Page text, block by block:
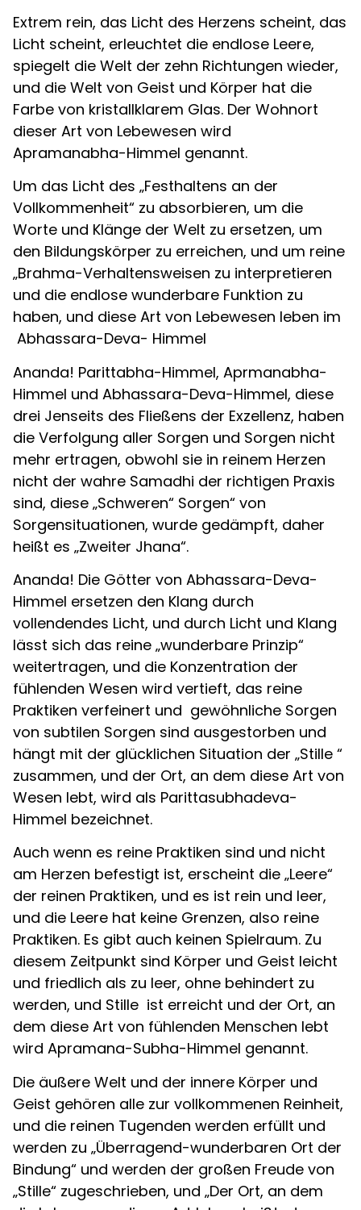
Extrem rein, das Licht des Herzens scheint, das
Licht scheint, erleuchtet die endlose Leere,
spiegelt die Welt der zehn Richtungen wieder,
und die Welt von Geist und Körper hat die
Farbe von kristallklarem Glas. Der Wohnort
dieser Art von Lebewesen wird
Apramanabha-Himmel genannt.
Um das Licht des „Festhaltens an der
Vollkommenheit“ zu absorbieren, um die
Worte und Klänge der Welt zu ersetzen, um
den Bildungskörper zu erreichen, und um reine
„Brahma-Verhaltensweisen zu interpretieren
und die endlose wunderbare Funktion zu
haben, und diese Art von Lebewesen leben im
Abhassara-Deva- Himmel
Ananda! Parittabha-Himmel, Aprmanabha-
Himmel und Abhassara-Deva-Himmel, diese
drei Jenseits des Fließens der Exzellenz, haben
die Verfolgung aller Sorgen und Sorgen nicht
mehr ertragen, obwohl sie in reinem Herzen
nicht der wahre Samadhi der richtigen Praxis
sind, diese „Schweren“ Sorgen“ von
Sorgensituationen, wurde gedämpft, daher
heißt es „Zweiter Jhana“.
Ananda! Die Götter von Abhassara-Deva-
Himmel ersetzen den Klang durch
vollendendes Licht, und durch Licht und Klang
lässt sich das reine „wunderbare Prinzip“
weitertragen, und die Konzentration der
fühlenden Wesen wird vertieft, das reine
Praktiken verfeinert und gewöhnliche Sorgen
von subtilen Sorgen sind ausgestorben und
hängt mit der glücklichen Situation der „Stille “
zusammen, und der Ort, an dem diese Art von
Wesen lebt, wird als Parittasubhadeva-
Himmel bezeichnet.
Auch wenn es reine Praktiken sind und nicht
am Herzen befestigt ist, erscheint die „Leere“
der reinen Praktiken, und es ist rein und leer,
und die Leere hat keine Grenzen, also reine
Praktiken. Es gibt auch keinen Spielraum. Zu
diesem Zeitpunkt sind Körper und Geist leicht
und friedlich als zu leer, ohne behindert zu
werden, und Stille ist erreicht und der Ort, an
dem diese Art von fühlenden Menschen lebt
wird Apramana-Subha-Himmel genannt.
Die äußere Welt und der innere Körper und
Geist gehören alle zur vollkommenen Reinheit,
und die reinen Tugenden werden erfüllt und
werden zu „Überragend-wunderbaren Ort der
Bindung“ und werden der großen Freude von
„Stille“ zugeschrieben, und „Der Ort, an dem